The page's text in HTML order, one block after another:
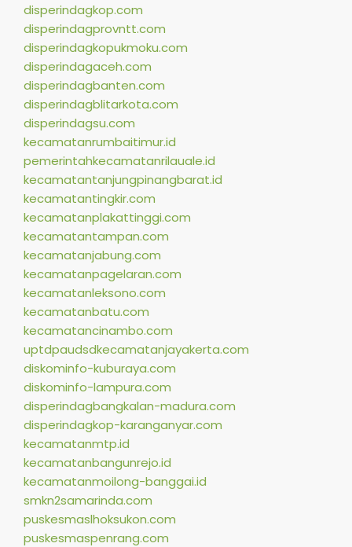
disperindagkop.com
disperindagprovntt.com
disperindagkopukmoku.com
disperindagaceh.com
disperindagbanten.com
disperindagblitarkota.com
disperindagsu.com
kecamatanrumbaitimur.id
pemerintahkecamatanrilauale.id
kecamatantanjungpinangbarat.id
kecamatantingkir.com
kecamatanplakattinggi.com
kecamatantampan.com
kecamatanjabung.com
kecamatanpagelaran.com
kecamatanleksono.com
kecamatanbatu.com
kecamatancinambo.com
uptdpaudsdkecamatanjayakerta.com
diskominfo-kuburaya.com
diskominfo-lampura.com
disperindagbangkalan-madura.com
disperindagkop-karanganyar.com
kecamatanmtp.id
kecamatanbangunrejo.id
kecamatanmoilong-banggai.id
smkn2samarinda.com
puskesmaslhoksukon.com
puskesmaspenrang.com